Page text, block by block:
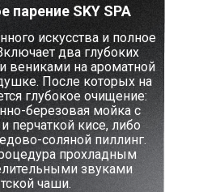
парение SKY SPA
искусства и полное
два глубоких
вениками на ароматной
После которых на
глубокое очищение:
березовая мойка с
кисе, либо
соляной пиллинг.
прохладным
звуками
чаши.